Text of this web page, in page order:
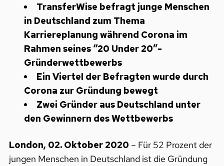
TransferWise befragt junge Menschen
in Deutschland zum Thema
Karriereplanung während Corona im
Rahmen seines “20 Under 20”-
Gründerwettbewerbs
Ein Viertel der Befragten wurde durch
Corona zur Gründung bewegt
Zwei Gründer aus Deutschland unter
den Gewinnern des Wettbewerbs
London, 02. Oktober 2020 – ​Für 52 Prozent der
jungen Menschen in Deutschland ist die Gründung